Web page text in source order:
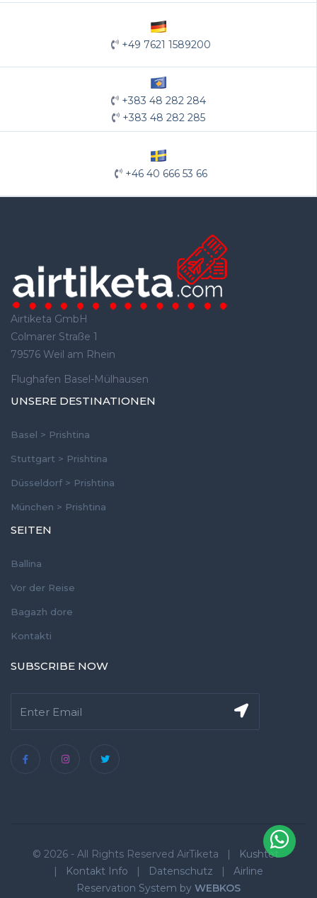
+49 7621 1589200
+383 48 282 284
+383 48 282 285
+46 40 666 53 66
Airtiketa GmbH
Colmarer Straße 1
79576 Weil am Rhein
Flughafen Basel-Mülhausen
UNSERE DESTINATIONEN
Basel > Prishtina
Stuttgart > Prishtina
Düsseldorf > Prishtina
München > Prishtina
SEITEN
Ballina
Vor der Reise
Bagazh dore
Kontakti
SUBSCRIBE NOW
© 2026 - All Rights Reserved AirTiketa |
Kushtet
|
Kontakt Info | Datenschutz | Airline
Reservation System by WEBKOS